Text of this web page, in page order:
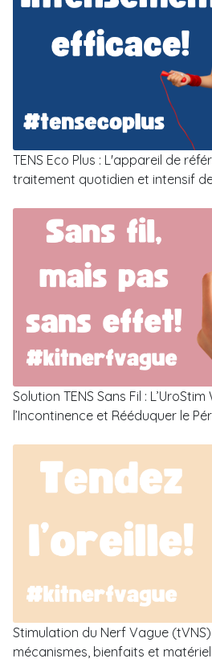
TENS Eco Plus : L'appareil de
traitement quotidien et intensif
Solution TENS Sans Fil :
l’Incontinence et Rééduquer le
Stimulation du Nerf Vague (tVNS)
mécanismes, bienfaits et